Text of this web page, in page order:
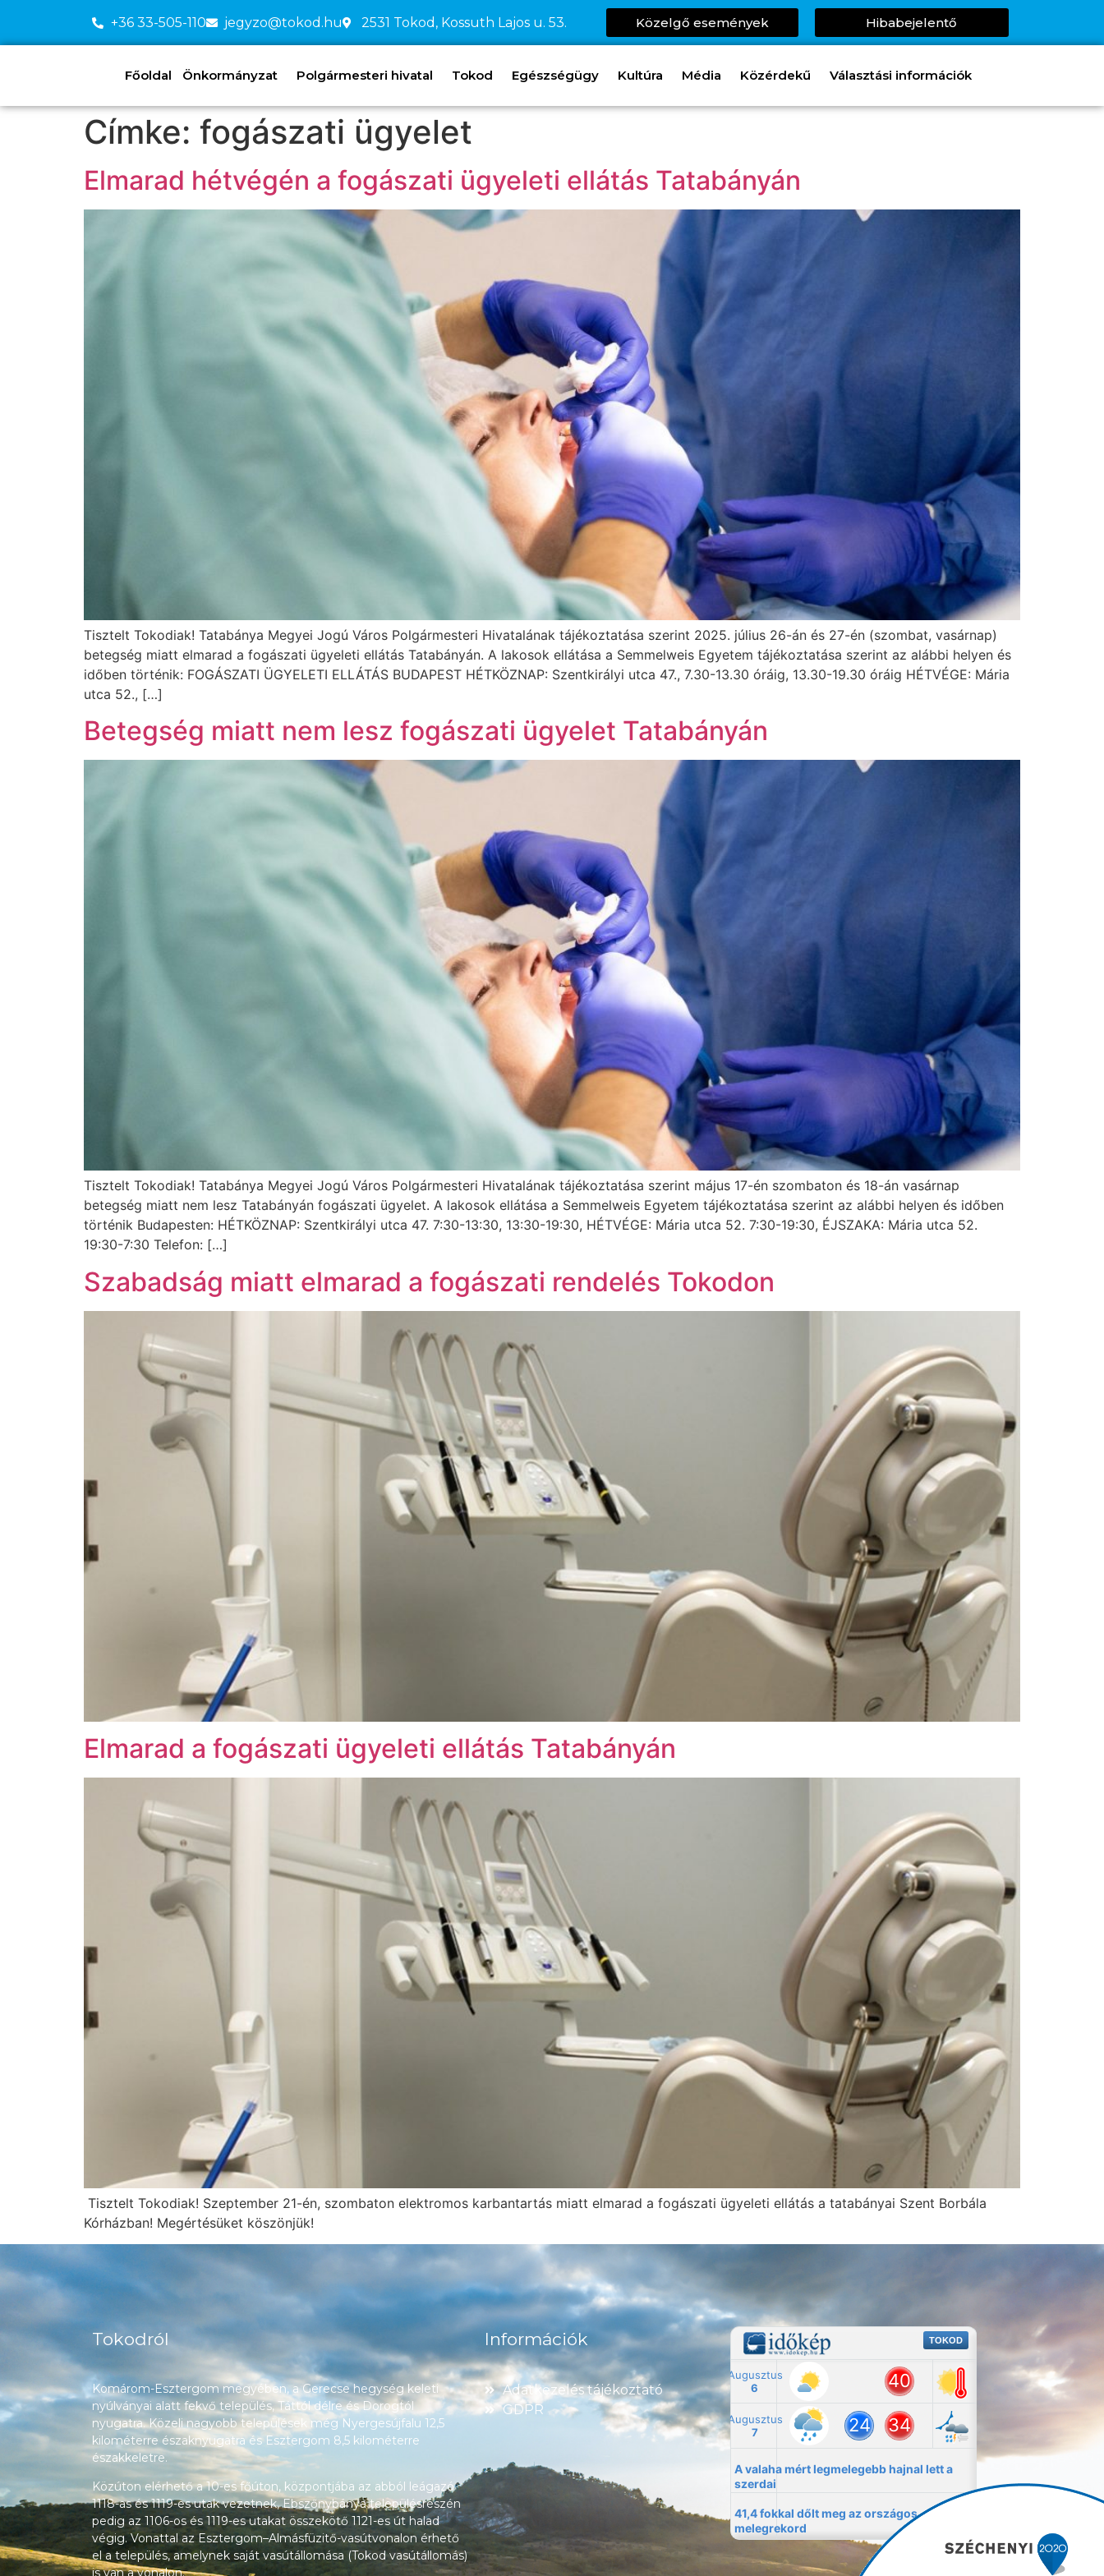
+36 33-505-110 jegyzo@tokod.hu 2531 Tokod, Kossuth Lajos u. 53. Közelgő események Hibabejelentő
Főoldal Önkormányzat Polgármesteri hivatal Tokod Egészségügy Kultúra Média Közérdekű Választási információk
Címke: fogászati ügyelet
Elmarad hétvégén a fogászati ügyeleti ellátás Tatabányán
Tisztelt Tokodiak! Tatabánya Megyei Jogú Város Polgármesteri Hivatalának tájékoztatása szerint 2025. július 26-án és 27-én (szombat, vasárnap)
betegség miatt elmarad a fogászati ügyeleti ellátás Tatabányán. A lakosok ellátása a Semmelweis Egyetem tájékoztatása szerint az alábbi helyen és
időben történik: FOGÁSZATI ÜGYELETI ELLÁTÁS BUDAPEST HÉTKÖZNAP: Szentkirályi utca 47., 7.30-13.30 óráig, 13.30-19.30 óráig HÉTVÉGE: Mária
utca 52., […]
Betegség miatt nem lesz fogászati ügyelet Tatabányán
Tisztelt Tokodiak! Tatabánya Megyei Jogú Város Polgármesteri Hivatalának tájékoztatása szerint május 17-én szombaton és 18-án vasárnap
betegség miatt nem lesz Tatabányán fogászati ügyelet. A lakosok ellátása a Semmelweis Egyetem tájékoztatása szerint az alábbi helyen és időben
történik Budapesten: HÉTKÖZNAP: Szentkirályi utca 47. 7:30-13:30, 13:30-19:30, HÉTVÉGE: Mária utca 52. 7:30-19:30, ÉJSZAKA: Mária utca 52.
19:30-7:30 Telefon: […]
Szabadság miatt elmarad a fogászati rendelés Tokodon
Elmarad a fogászati ügyeleti ellátás Tatabányán
Tisztelt Tokodiak! Szeptember 21-én, szombaton elektromos karbantartás miatt elmarad a fogászati ügyeleti ellátás a tatabányai Szent Borbála
Kórházban! Megértésüket köszönjük!
Tokodról
Komárom-Esztergom megyében, a Gerecse hegység keleti
nyúlványai alatt fekvő település, Táttól délre és Dorogtól
nyugatra. Közeli nagyobb települések még Nyergesújfalu 12,5
kilométerre északnyugatra és Esztergom 8,5 kilométerre
északkeletre.
Közúton elérhető a 10-es főúton, központjába az abból leágazó
1118-as és 1119-es utak vezetnek, Ebszőnybánya településrészén
pedig az 1106-os és 1119-es utakat összekötő 1121-es út halad
végig. Vonattal az Esztergom–Almásfüzitő-vasútvonalon érhető
el a település, amelynek saját vasútállomása (Tokod vasútállomás)
is van a vonalon.
Információk
Adatkezelés tájékoztató
GDPR